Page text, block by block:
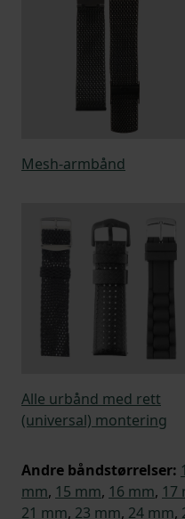
Mesh-armbånd
Alle urbånd med rett
(universal) montering
Andre båndstørrelser:
mm, 15 mm, 16 mm, 17
21 mm, 23 mm, 24 mm,